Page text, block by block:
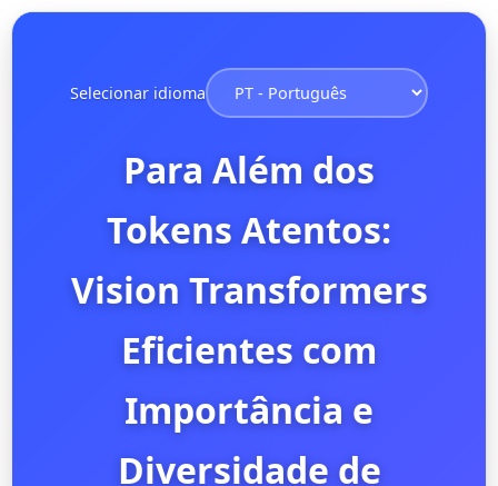
Selecionar idioma
Para Além dos
Tokens Atentos:
Vision Transformers
Eficientes com
Importância e
Diversidade de